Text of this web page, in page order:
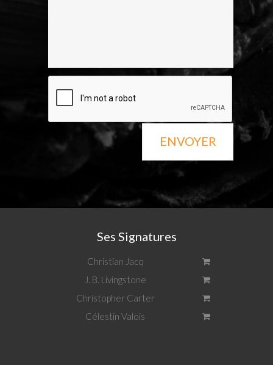
ENVOYER
Ses Signatures
Christian Jacq
J. B. Livingstone
Christopher Carter
Célestin Valois